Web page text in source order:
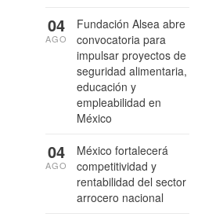
Fundación Alsea abre
convocatoria para
impulsar proyectos de
seguridad alimentaria,
educación y
empleabilidad en
México
04
AGO
México fortalecerá
competitividad y
rentabilidad del sector
arrocero nacional
04
AGO